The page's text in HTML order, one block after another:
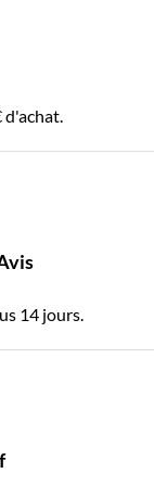
14 jours.